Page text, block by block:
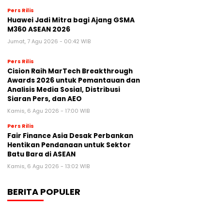
Pers Rilis
Huawei Jadi Mitra bagi Ajang GSMA
M360 ASEAN 2026
Jumat, 7 Agu 2026 - 00:42 WIB
Pers Rilis
Cision Raih MarTech Breakthrough
Awards 2026 untuk Pemantauan dan
Analisis Media Sosial, Distribusi
Siaran Pers, dan AEO
Kamis, 6 Agu 2026 - 17:00 WIB
Pers Rilis
Fair Finance Asia Desak Perbankan
Hentikan Pendanaan untuk Sektor
Batu Bara di ASEAN
Kamis, 6 Agu 2026 - 13:02 WIB
BERITA POPULER